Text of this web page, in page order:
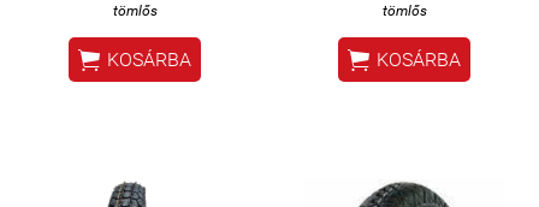
tömlős
 KOSÁRBA
tömlős
 KOSÁRBA